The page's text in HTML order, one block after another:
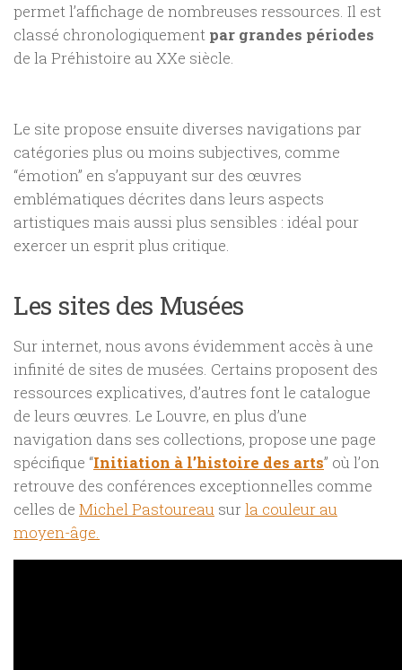
permet l’affichage de nombreuses ressources. Il est
classé chronologiquement par grandes périodes
de la Préhistoire au XXe siècle.
Le site propose ensuite diverses navigations par
catégories plus ou moins subjectives, comme
“émotion” en s’appuyant sur des œuvres
emblématiques décrites dans leurs aspects
artistiques mais aussi plus sensibles : idéal pour
exercer un esprit plus critique.
Les sites des Musées
Sur internet, nous avons évidemment accès à une
infinité de sites de musées. Certains proposent des
ressources explicatives, d’autres font le catalogue
de leurs œuvres. Le Louvre, en plus d’une
navigation dans ses collections, propose une page
spécifique “Initiation à l’histoire des arts” où l’on
retrouve des conférences exceptionnelles comme
celles de Michel Pastoureau surla couleur au
moyen-âge.